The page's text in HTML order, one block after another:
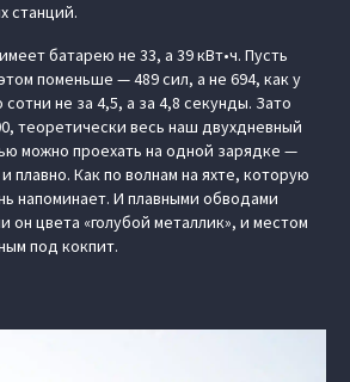
станций.
батарею не 33, а 39 кВт•ч. Пусть
поменьше — 489 сил, а не 694, как у
не за 4,5, а за 4,8 секунды. Зато
теоретически весь наш двухдневный
можно проехать на одной зарядке —
плавно. Как по волнам на яхте, которую
напоминает. И плавными обводами
он цвета «голубой металлик», и местом
под кокпит.